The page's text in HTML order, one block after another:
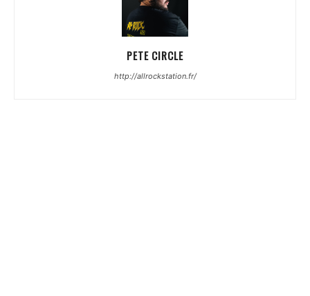
PETE CIRCLE
http://allrockstation.fr/